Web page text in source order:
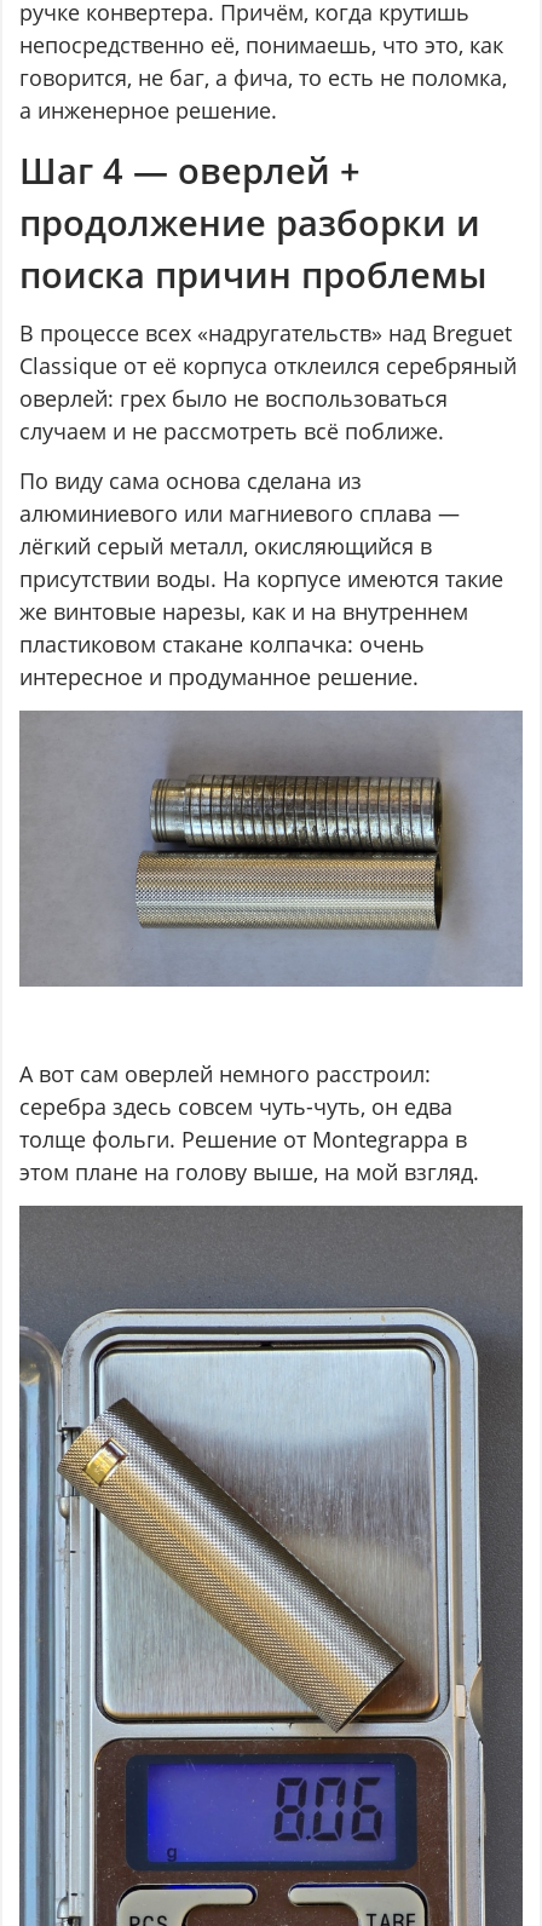
ручке конвертера. Причём, когда крутишь
непосредственно её, понимаешь, что это, как
говорится, не баг, а фича, то есть не поломка,
а инженерное решение.
Шаг 4 — оверлей +
продолжение разборки и
поиска причин проблемы
В процессе всех «надругательств» над Breguet
Classique от её корпуса отклеился серебряный
оверлей: грех было не воспользоваться
случаем и не рассмотреть всё поближе.
По виду сама основа сделана из
алюминиевого или магниевого сплава —
лёгкий серый металл, окисляющийся в
присутствии воды. На корпусе имеются такие
же винтовые нарезы, как и на внутреннем
пластиковом стакане колпачка: очень
интересное и продуманное решение.
А вот сам оверлей немного расстроил:
серебра здесь совсем чуть-чуть, он едва
толще фольги. Решение от Montegrappa в
этом плане на голову выше, на мой взгляд.